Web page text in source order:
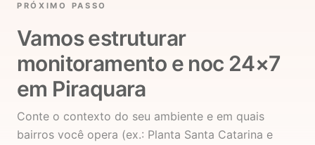
PRÓXIMO PASSO
Vamos estruturar
monitoramento e noc 24×7
em Piraquara
Conte o contexto do seu ambiente e em quais
bairros você opera (ex.: Planta Santa Catarina e